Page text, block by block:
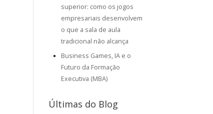
superior: como os jogos
empresariais desenvolvem
o que a sala de aula
tradicional não alcança
Business Games, IA e o
Futuro da Formação
Executiva (MBA)
Últimas do Blog